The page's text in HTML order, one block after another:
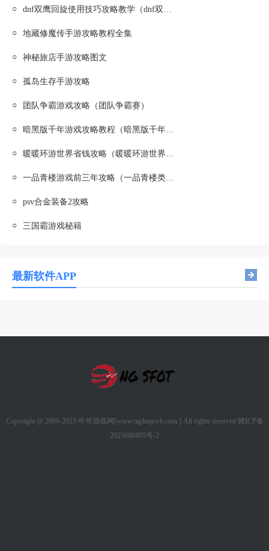
○ dnf双鹰回旋使用技巧攻略教学（dnf双鹰回旋使用技巧攻略教学大全）
○ 地藏修魔传手游攻略教程全集
○ 神秘旅店手游攻略图文
○ 孤岛生存手游攻略
○ 团队争霸游戏攻略（团队争霸赛）
○ 暗黑版千年游戏攻略教程（暗黑版千年游戏攻略教程图文）
○ 暖暖环游世界省钱攻略（暖暖环游世界省钱攻略s）
○ 一品青楼游戏前三年攻略（一品青楼类似游戏）
○ psv合金装备2攻略
○ 三国霸游戏秘籍
最新软件APP
Copyright @ 2006-2023 牛哥游戏网[www.ngdaqswh.com ] All rights reserved 赣ICP备
2023000495号-2